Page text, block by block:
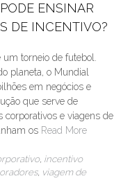
ENSINAR
DE INCENTIVO?
torneio de futebol.
planeta, o Mundial
em negócios e
que serve de
corporativos e viagens de
os Read More
, incentivo
, viagem de